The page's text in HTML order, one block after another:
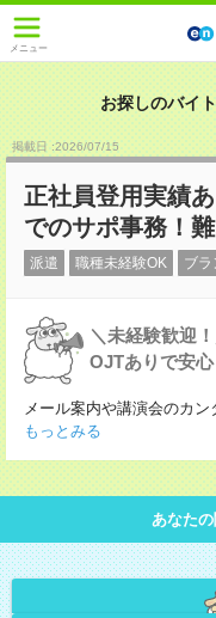
メニュー
お探しのバイ
掲載日 :2026/07/15
正社員登用実績
でのサポ事務！
派遣 職種未経験OK ブラ
＼未経験歓迎
OJTありで安心
メール案内や講演会のカ
もっとみる
あなた